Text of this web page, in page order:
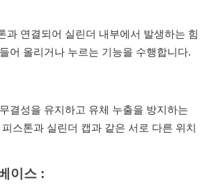
과 연결되어 실린더 내부에서 발생하는 힘
어 올리거나 누르는 기능을 수행합니다.
결성을 유지하고 유체 누출을 방지하는
스톤과 실린더 캡과 같은 서로 다른 위치
이스 :